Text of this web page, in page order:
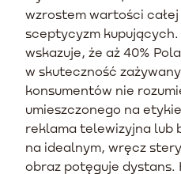
wzrostem wartości
sceptycyzm
wskazuje, że aż 40%
w skuteczność
konsumentów nie
umieszczonego na
reklama telewizyjna lub
na idealnym, wręcz
obraz potęguje dystans.